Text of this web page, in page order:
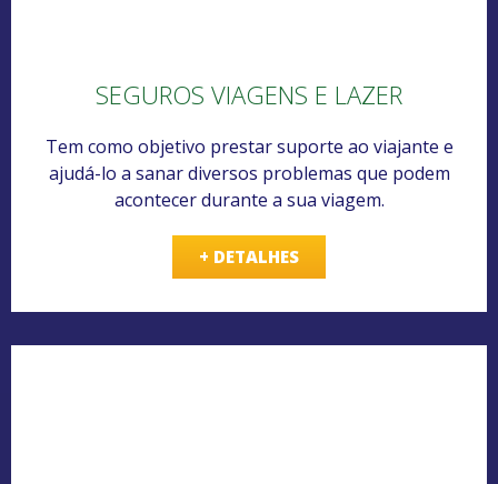
SEGUROS VIAGENS E LAZER
Tem como objetivo prestar suporte ao viajante e
ajudá-lo a sanar diversos problemas que podem
acontecer durante a sua viagem.
+ DETALHES